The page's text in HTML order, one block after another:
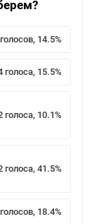
14.5%
голоса, 15.5%
голоса, 10.1%
голоса, 41.5%
18.4%